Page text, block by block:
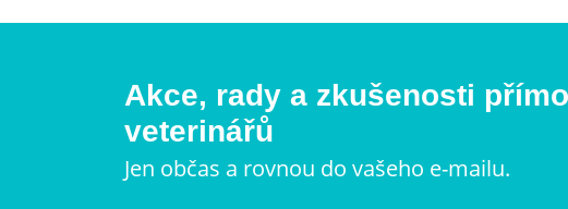
Akce, rady a zkušenosti
veterinářů
Jen občas a rovnou do vašeho e-mailu.